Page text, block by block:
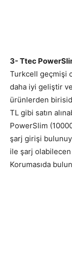
3- Ttec
Turkcell geçmişi
daha iyi geliştir
ürünlerden
TL gibi satın
PowerSlim
şarj girişi
ile şarj olabilecen
Korumasıda